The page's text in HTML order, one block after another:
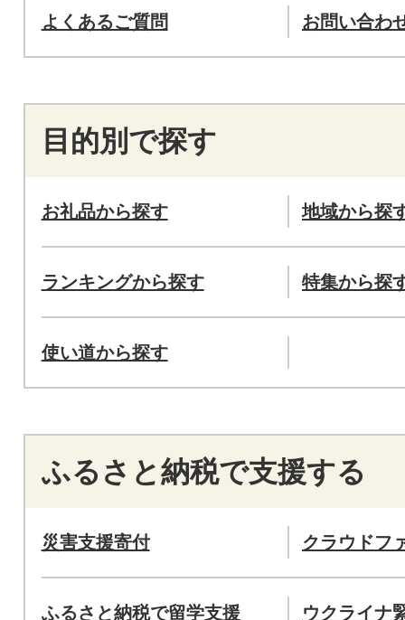
よくあるご質問 お問い合わ
目的別で探す
お礼品から探す 地域から探
ランキングから探す 特集から探
使い道から探す
ふるさと納税で支援する
災害支援寄付 クラウドフ
ふるさと納税で留学支援 ウクライナ